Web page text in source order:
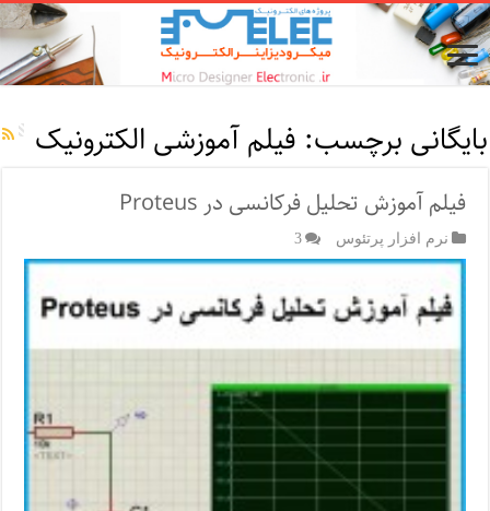
بایگانی برچسب: فیلم آموزشی الکترونیک
فیلم آموزش تحلیل فرکانسی در Proteus
نرم افزار پرتئوس 3